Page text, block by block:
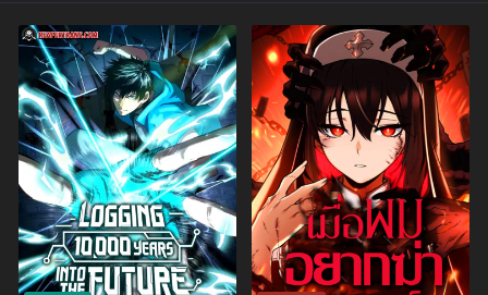
July 8, 2024
Chapter 45
July 7, 2024
Chapter 44
July 7, 2024
Chapter 43
July 7, 2024
Chapter 42